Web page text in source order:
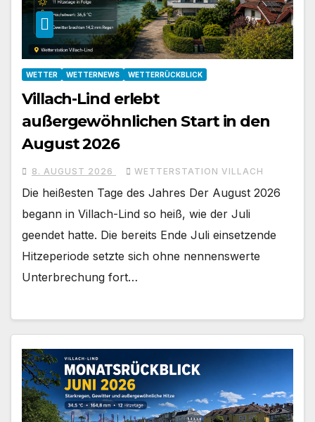
WETTER WETTERNEWS WETTERRÜCKBLICK
Villach-Lind erlebt
außergewöhnlichen Start in den
August 2026
8. AUGUST 2026 WETTERSTATION VILLACH
Die heißesten Tage des Jahres Der August 2026
begann in Villach-Lind so heiß, wie der Juli
geendet hatte. Die bereits Ende Juli einsetzende
Hitzeperiode setzte sich ohne nennenswerte
Unterbrechung fort…